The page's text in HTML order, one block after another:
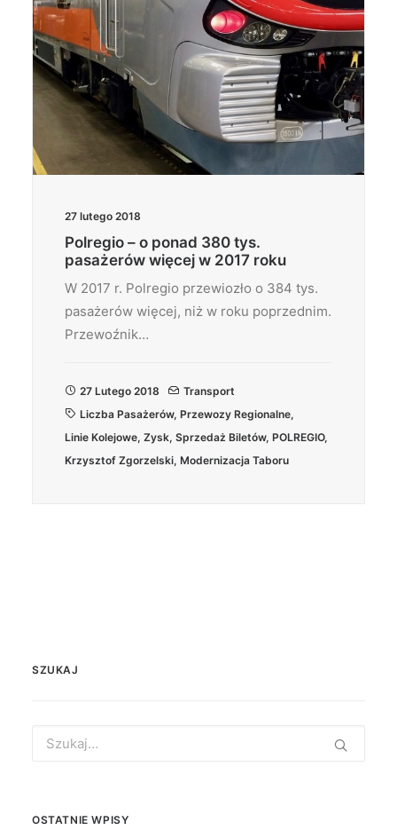
27 lutego 2018
Polregio – o ponad 380 tys.
pasażerów więcej w 2017 roku
W 2017 r. Polregio przewiozło o 384 tys.
pasażerów więcej, niż w roku poprzednim.
Przewoźnik…
27 Lutego 2018
Transport
Liczba Pasażerów, Przewozy Regionalne,
Linie Kolejowe, Zysk, Sprzedaż Biletów, POLREGIO,
Krzysztof Zgorzelski, Modernizacja Taboru
SZUKAJ
for:
OSTATNIE WPISY